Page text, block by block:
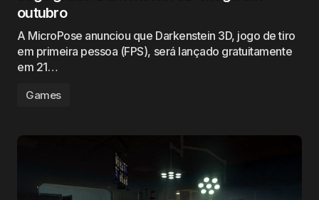
outubro
A MicroPose anunciou que Darkenstein 3D, jogo de tiro
em primeira pessoa (FPS), será lançado gratuitamente
em 21…
Games